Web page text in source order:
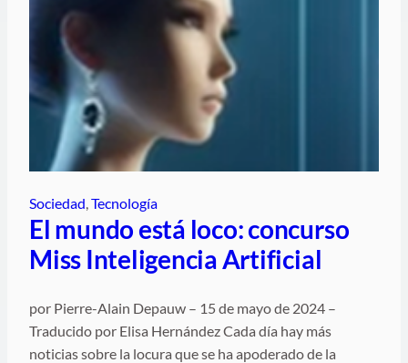
Sociedad, Tecnología
El mundo está loco: concurso
Miss Inteligencia Artificial
por Pierre-Alain Depauw – 15 de mayo de 2024 –
Traducido por Elisa Hernández Cada día hay más
noticias sobre la locura que se ha apoderado de la